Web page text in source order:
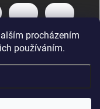
procházením
používáním.